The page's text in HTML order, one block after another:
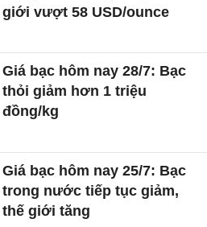
giới vượt 58 USD/ounce
Giá bạc hôm nay 28/7: Bạc
thỏi giảm hơn 1 triệu
đồng/kg
Giá bạc hôm nay 25/7: Bạc
trong nước tiếp tục giảm,
thế giới tăng